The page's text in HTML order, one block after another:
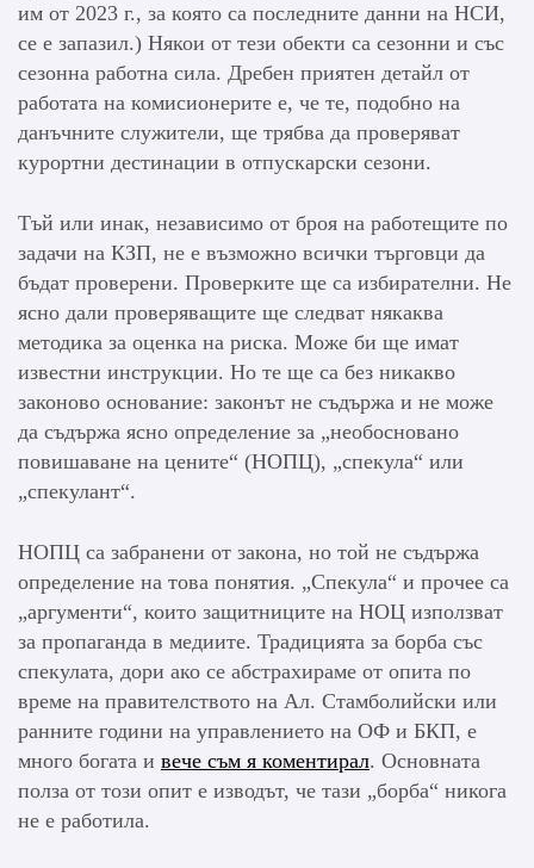
им от 2023 г., за която са последните данни на НСИ,
се е запазил.) Някои от тези обекти са сезонни и със
сезонна работна сила. Дребен приятен детайл от
работата на комисионерите е, че те, подобно на
данъчните служители, ще трябва да проверяват
курортни дестинации в отпускарски сезони.
Тъй или инак, независимо от броя на работещите по
задачи на КЗП, не е възможно всички търговци да
бъдат проверени. Проверките ще са избирателни. Не
ясно дали проверяващите ще следват някаква
методика за оценка на риска. Може би ще имат
известни инструкции. Но те ще са без никакво
законово основание: законът не съдържа и не може
да съдържа ясно определение за „необосновано
повишаване на цените“ (НОПЦ), „спекула“ или
„спекулант“.
НОПЦ са забранени от закона, но той не съдържа
определение на това понятия. „Спекула“ и прочее са
„аргументи“, които защитниците на НОЦ използват
за пропаганда в медиите. Традицията за борба със
спекулата, дори ако се абстрахираме от опита по
време на правителството на Ал. Стамболийски или
ранните години на управлението на ОФ и БКП, е
много богата и вече съм я коментирал. Основната
полза от този опит е изводът, че тази „борба“ никога
не е работила.